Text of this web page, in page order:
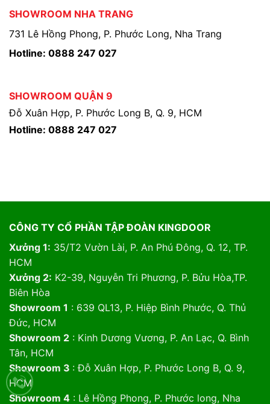
SHOWROOM NHA TRANG
731 Lê Hồng Phong, P. Phước Long, Nha Trang
Hotline: 0888 247 027
SHOWROOM QUẬN 9
Đỗ Xuân Hợp, P. Phước Long B, Q. 9, HCM
Hotline: 0888 247 027
CÔNG TY CỔ PHẦN TẬP ĐOÀN KINGDOOR
Xưởng 1: 35/T2 Vườn Lài, P. An Phú Đông, Q. 12, TP.
HCM
Xưởng 2: K2-39, Nguyễn Tri Phương, P. Bửu Hòa,TP.
Biên Hòa
Showroom 1 : 639 QL13, P. Hiệp Bình Phước, Q. Thủ
Đức, HCM
Showroom 2: Kinh Dương Vương, P. An Lạc, Q. Bình
Tân, HCM
Showroom 3 : Đỗ Xuân Hợp, P. Phước Long B, Q. 9,
HCM
Showroom 4: Lê Hồng Phong, P. Phước long, Nha